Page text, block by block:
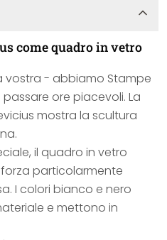
come quadro in vetro
- abbiamo Stampe
ore piacevoli. La
mostra la scultura
il quadro in vetro
particolarmente
I colori bianco e nero
e mettono in